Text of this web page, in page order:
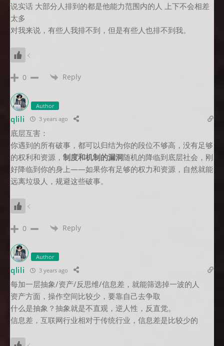
说实话 大部分人排到的都是他能力范围内的人 上下不会相差
太多
对我来说，有些人我排不到，但是有些人也排不到我。
0 Reply
Author
qlili 3 years ago
底层互害：
你遇到的所有破事，都可以归结为你的段位不够高，没有足够
的权利和资源， 制度和机制的漏洞随机的降临到底层社会，刚
好降临到你的身上——如果你有足够的权力和资源，自然就能
远离垃圾人，规避这些破事。
0 Reply
Author
qlili 3 years ago
每加一层抽象/资产/反思维/信息差，就能筛选掉一波的人
资产方面，操作空间比较少，要靠自己去争取
什么是抽象？抽象就是不直观，逆人性，反直觉。
信息差，互联网行业相对于传统行业，信息差是比较少的